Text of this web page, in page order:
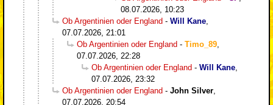
08.07.2026, 10:23
Ob Argentinien oder England - Will Kane
07.07.2026, 21:01
Ob Argentinien oder England - Timo_89
07.07.2026, 22:28
Ob Argentinien oder England - Will Kane
07.07.2026, 23:32
Ob Argentinien oder England - John Silver
07.07.2026, 20:54